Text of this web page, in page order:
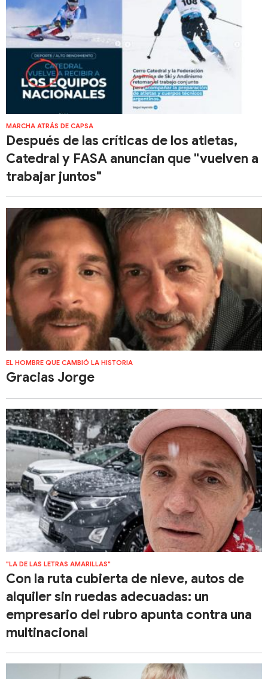
MARCHA ATRÁS DE CAPSA
Después de las críticas de los atletas,
Catedral y FASA anuncian que "vuelven a
trabajar juntos"
EL HOMBRE QUE CAMBIÓ LA HISTORIA
Gracias Jorge
"LA DE LAS LETRAS AMARILLAS"
Con la ruta cubierta de nieve, autos de
alquiler sin ruedas adecuadas: un
empresario del rubro apunta contra una
multinacional